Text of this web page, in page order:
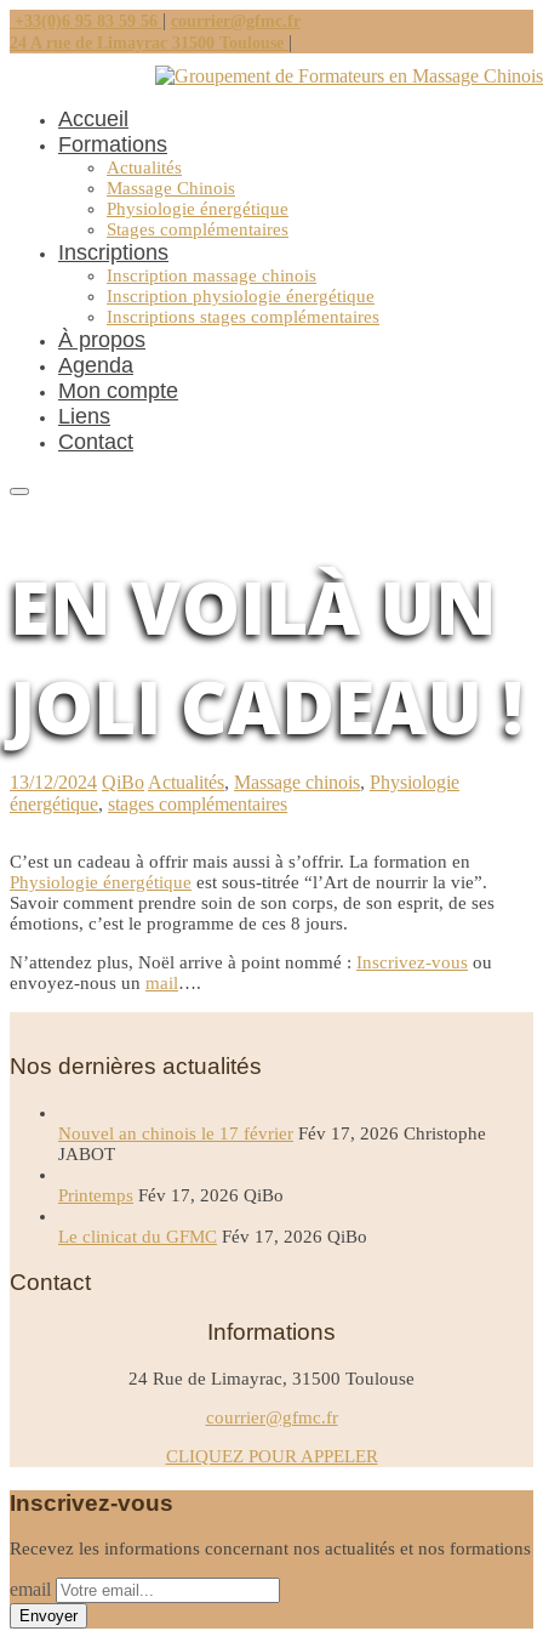
+33(0)6 95 83 59 56 | courrier@gfmc.fr
24 A rue de Limayrac 31500 Toulouse |
Accueil
Formations
Actualités
Massage Chinois
Physiologie énergétique
Stages complémentaires
Inscriptions
Inscription massage chinois
Inscription physiologie énergétique
Inscriptions stages complémentaires
À propos
Agenda
Mon compte
Liens
Contact
EN VOILÀ UN
JOLI CADEAU !
13/12/2024 QiBo Actualités, Massage chinois, Physiologie
énergétique, stages complémentaires
C’est un cadeau à offrir mais aussi à s’offrir. La formation en
Physiologie énergétique est sous-titrée “l’Art de nourrir la vie”.
Savoir comment prendre soin de son corps, de son esprit, de ses
émotions, c’est le programme de ces 8 jours.
N’attendez plus, Noël arrive à point nommé : Inscrivez-vous ou
envoyez-nous un mail….
Nos dernières actualités
Nouvel an chinois le 17 février Fév 17, 2026 Christophe
JABOT
Printemps Fév 17, 2026 QiBo
Le clinicat du GFMC Fév 17, 2026 QiBo
Contact
Informations
24 Rue de Limayrac, 31500 Toulouse
courrier@gfmc.fr
CLIQUEZ POUR APPELER
Inscrivez-vous
Recevez les informations concernant nos actualités et nos formations
email